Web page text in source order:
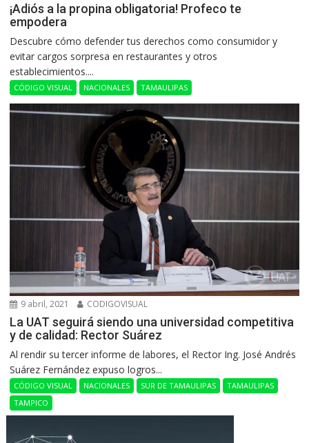
¡Adiós a la propina obligatoria! Profeco te
empodera
Descubre cómo defender tus derechos como consumidor y
evitar cargos sorpresa en restaurantes y otros
establecimientos....
CÓDIGO VISUAL NACIONALES TAMAULIPAS
9 abril, 2021 CODIGOVISUAL
La UAT seguirá siendo una universidad competitiva
y de calidad: Rector Suárez
Al rendir su tercer informe de labores, el Rector Ing. José Andrés
Suárez Fernández expuso logros...
CÓDIGO VISUAL NACIONALES SUR DE TAMAULIPAS
TAMAULIPAS
TAMPICO